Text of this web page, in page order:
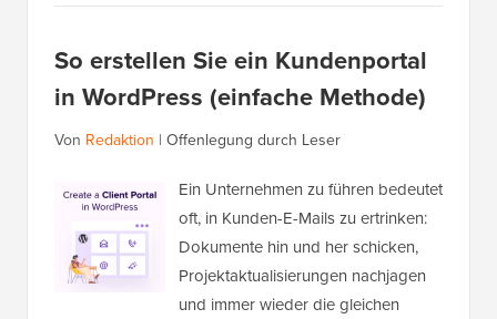
So erstellen Sie ein Kundenportal
in WordPress (einfache Methode)
Von Redaktion | Offenlegung durch Leser
Ein Unternehmen zu führen bedeutet
oft, in Kunden-E-Mails zu ertrinken:
Dokumente hin und her schicken,
Projektaktualisierungen nachjagen
und immer wieder die gleichen